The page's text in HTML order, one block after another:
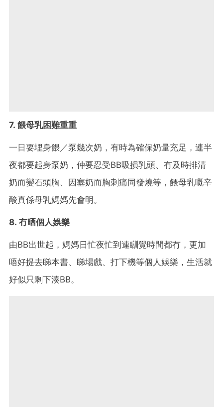
7. 餵母乳困難重重
一日要埋身餵／泵幾次奶，有時為確保奶量充足，連半
夜都要起身泵奶，仲要忍受BB吸損乳頭、冇及時排清
奶而變石頭胸、因塞奶而胸刺痛同發燒等，餵母乳嘅辛
酸真係母乳媽媽先會明。
8. 冇晒個人娛樂
由BB出世起，媽媽日忙夜忙到連瞓覺時間都冇，更加
唔好提去睇本書、睇場戲、打下機等個人娛樂，生活就
好似只剩下湊BB。